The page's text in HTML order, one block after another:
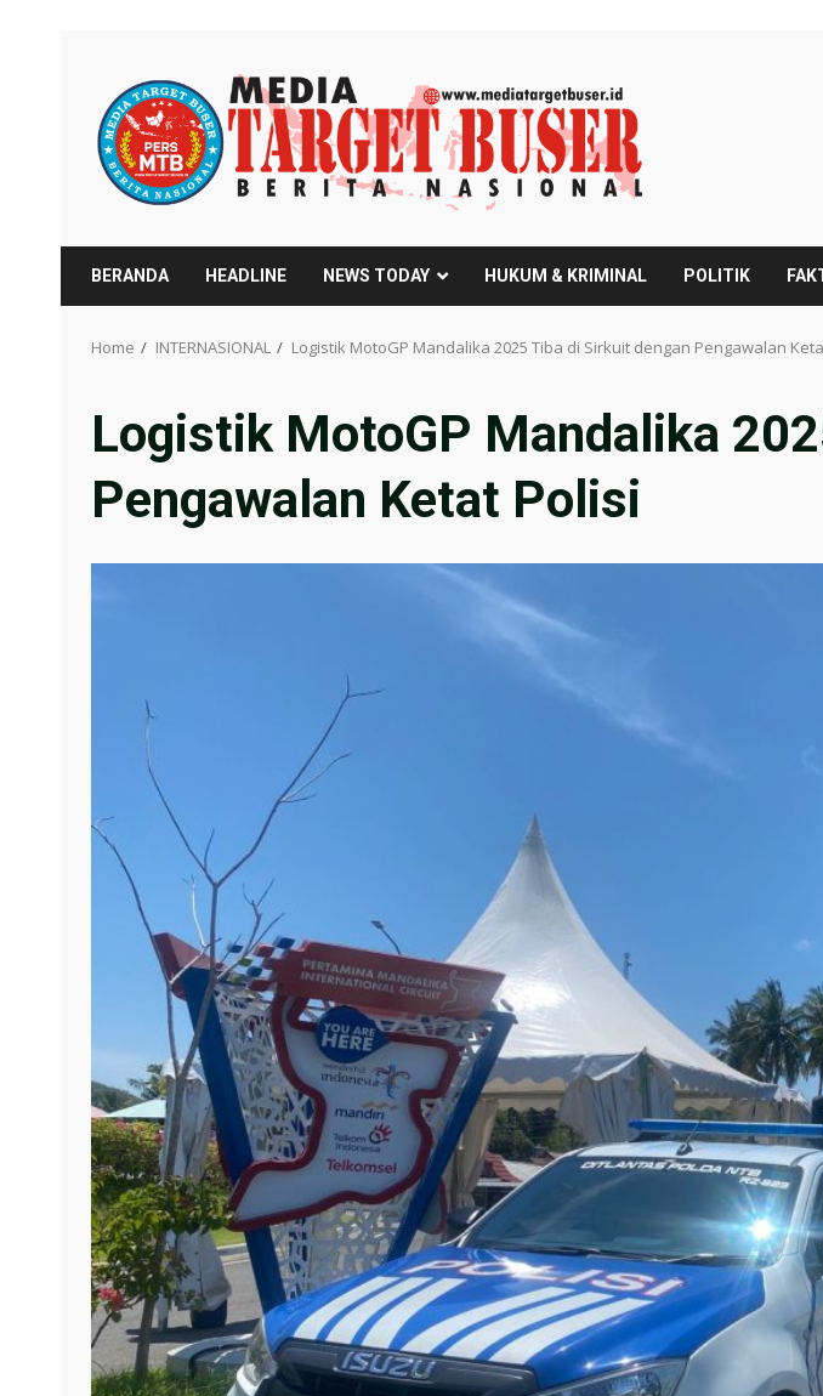
content
BERANDA HEADLINE NEWS TODAY HUKUM & KRIMINAL POLITIK
Home INTERNASIONAL Logistik MotoGP Mandalika 2025 Tiba di Sirkuit dengan Pengawalan
Logistik MotoGP Mandalika
Pengawalan Ketat Polisi